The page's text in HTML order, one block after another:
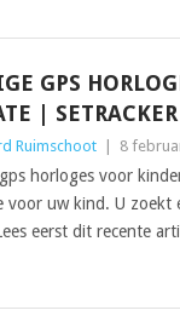
GPS
|
Ruimschoot 8
horloges voor
voor uw kind. U zoekt
eerst dit recente